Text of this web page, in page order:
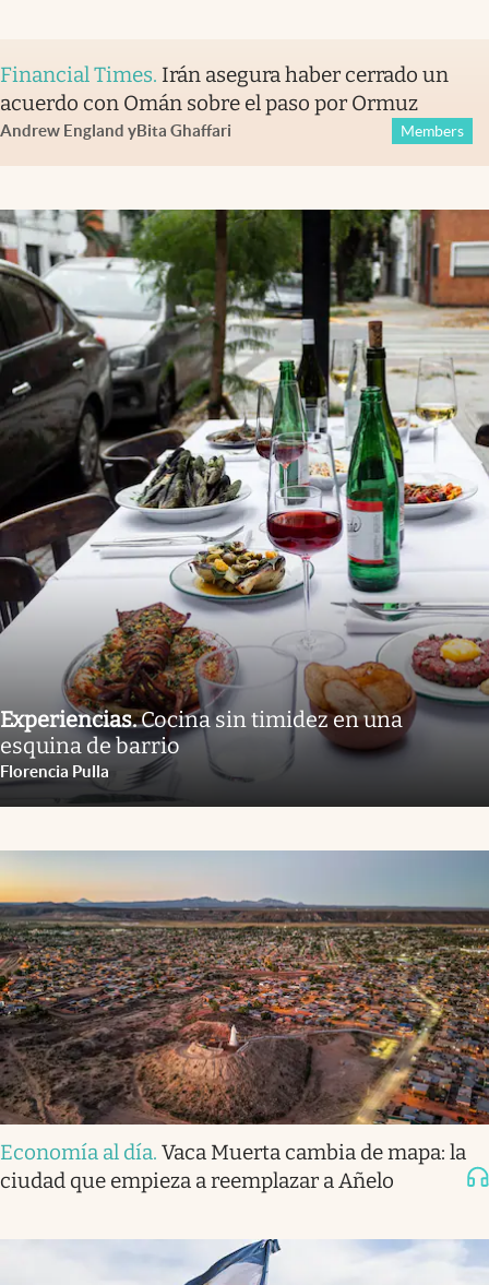
Financial Times. Irán asegura haber cerrado un
acuerdo con Omán sobre el paso por Ormuz
Andrew England yBita Ghaffari Members
Experiencias.Cocina sin timidez en una
esquina de barrio
Florencia Pulla
Economía al día. Vaca Muerta cambia de mapa: la
ciudad que empieza a reemplazar a Añelo